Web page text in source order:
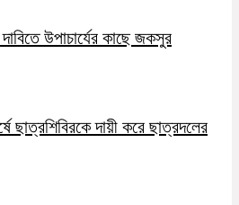
উপাচার্যের কাছে জকসুর
ছাত্রশিবিরকে দায়ী করে ছাত্রদলের